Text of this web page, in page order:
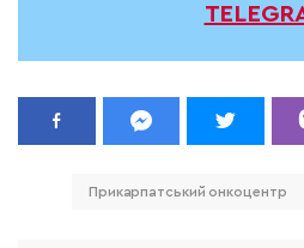
Прикарпатський онкоцентр